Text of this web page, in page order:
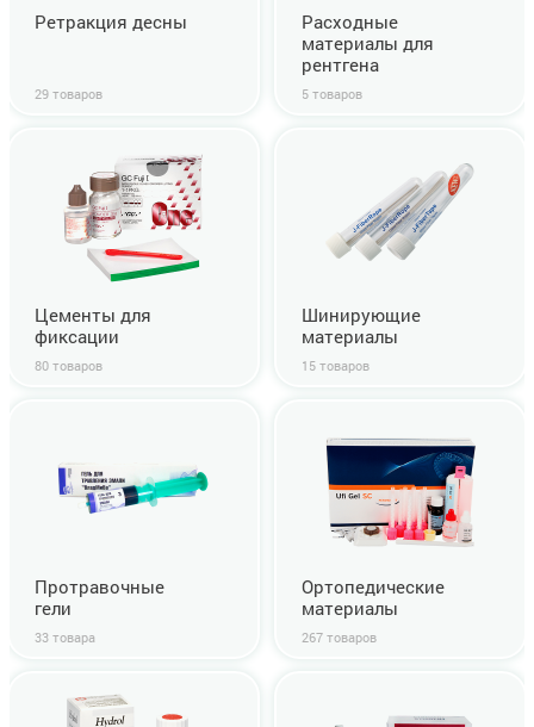
29 товаров
Ретракция десны
5 товаров
Расходные
материалы для
рентгена
80 товаров
Цементы для
фиксации
15 товаров
Шинирующие
материалы
33 товара
Протравочные
гели
267 товаров
Ортопедические
материалы